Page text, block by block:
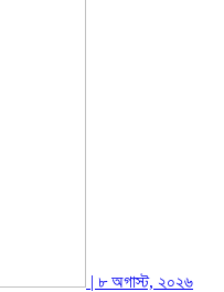
| ৮ অগাস্ট, ২০২৬